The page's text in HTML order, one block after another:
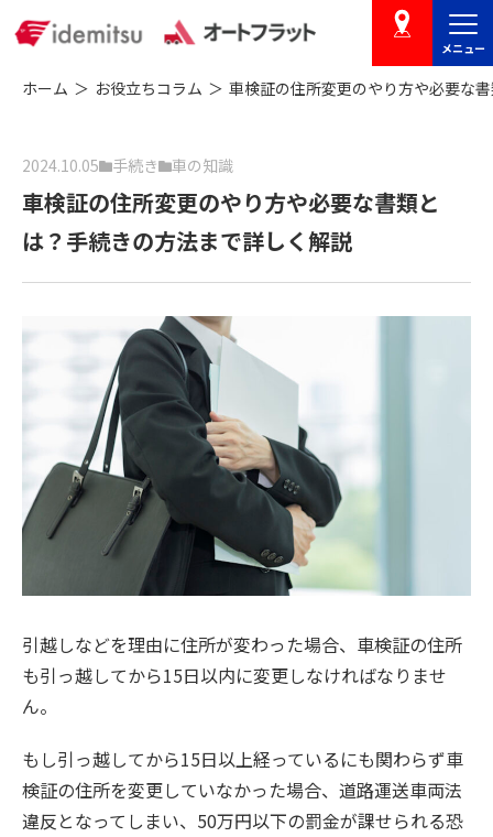
店舗を探す
メニュー
ホーム お役立ちコラム 車検証の住所変更のやり方や必要な
2024.10.05 手続き 車の知識
車検証の住所変更のやり方や必要な書類と
は？手続きの方法まで詳しく解説
引越しなどを理由に住所が変わった場合、車検証の住所
も引っ越してから15日以内に変更しなければなりませ
ん。
もし引っ越してから15日以上経っているにも関わらず車
検証の住所を変更していなかった場合、道路運送車両法
違反となってしまい、50万円以下の罰金が課せられる恐